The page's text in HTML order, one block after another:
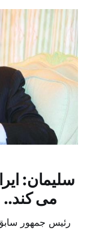
سلیمان:
می
رئیس جمهور